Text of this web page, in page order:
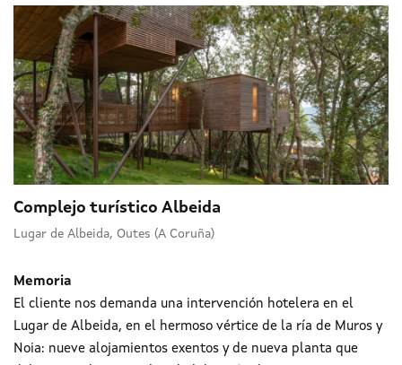
Complejo turístico Albeida
Lugar de Albeida, Outes (A Coruña)
Memoria
El cliente nos demanda una intervención hotelera en el
Lugar de Albeida, en el hermoso vértice de la ría de Muros y
Noia: nueve alojamientos exentos y de nueva planta que